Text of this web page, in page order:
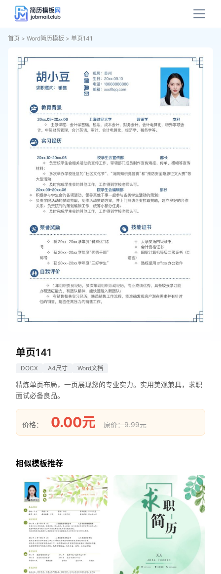
首页 > Word简历模板 > 单页141
单页141
DOCX A4尺寸 Word文档
精炼单页布局，一页展现您的专业实力。实用美观兼具，求职
面试必备良品。
价格： 0.00元 原价：9.99元
相似模板推荐